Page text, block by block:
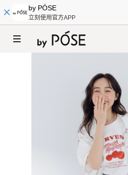
by PÓSE
立刻使用官方APP